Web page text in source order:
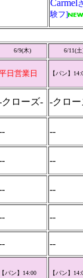
Carmel
験フ]
6/9(木) 6/11(土
日営業日 【パン】
クローズ- -クロー
--
--
--
--
--
【パン】14:00 【パン】